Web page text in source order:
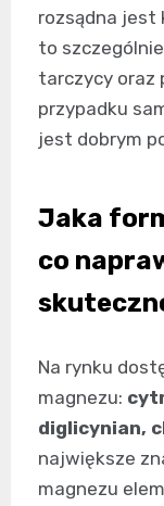
rozsądna jest
to
tarczycy oraz
przypadku
jest dobrym
Jaka
co
Na rynku
magnezu:
diglicynian,
największe
magnezu